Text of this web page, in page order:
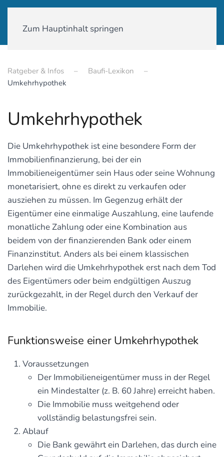
Zum Hauptinhalt springen
Ratgeber & Infos
Baufi-Lexikon
Umkehrhypothek
Umkehrhypothek
Die Umkehrhypothek ist eine besondere Form der
Immobilienfinanzierung, bei der ein
Immobilieneigentümer sein Haus oder seine Wohnung
monetarisiert, ohne es direkt zu verkaufen oder
ausziehen zu müssen. Im Gegenzug erhält der
Eigentümer eine einmalige Auszahlung, eine laufende
monatliche Zahlung oder eine Kombination aus
beidem von der finanzierenden Bank oder einem
Finanzinstitut. Anders als bei einem klassischen
Darlehen wird die Umkehrhypothek erst nach dem Tod
des Eigentümers oder beim endgültigen Auszug
zurückgezahlt, in der Regel durch den Verkauf der
Immobilie.
Funktionsweise einer Umkehrhypothek
Voraussetzungen
Der Immobilieneigentümer muss in der Regel
ein Mindestalter (z. B. 60 Jahre) erreicht haben.
Die Immobilie muss weitgehend oder
vollständig belastungsfrei sein.
Ablauf
Die Bank gewährt ein Darlehen, das durch eine